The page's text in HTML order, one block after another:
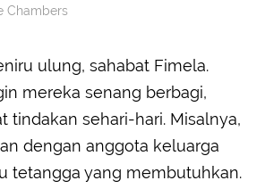
Chambers
ulung, sahabat Fimela.
mereka senang berbagi,
tindakan sehari-hari. Misalnya,
dengan anggota keluarga
tetangga yang membutuhkan.